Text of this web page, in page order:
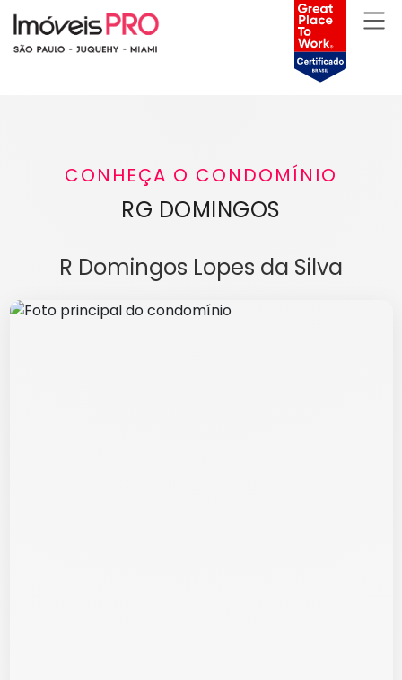
CONHEÇA O CONDOMÍNIO
RG DOMINGOS
R Domingos Lopes da Silva